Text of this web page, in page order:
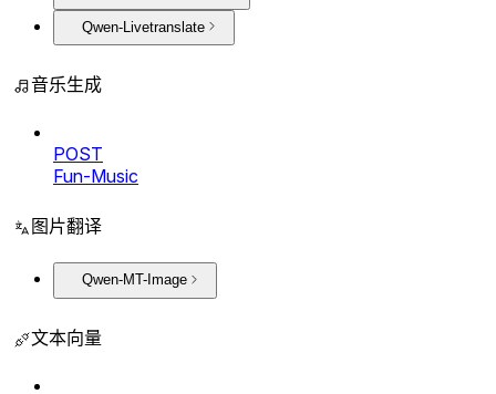
Qwen-Livetranslate
音乐生成
POST
Fun-Music
图片翻译
Qwen-MT-Image
文本向量